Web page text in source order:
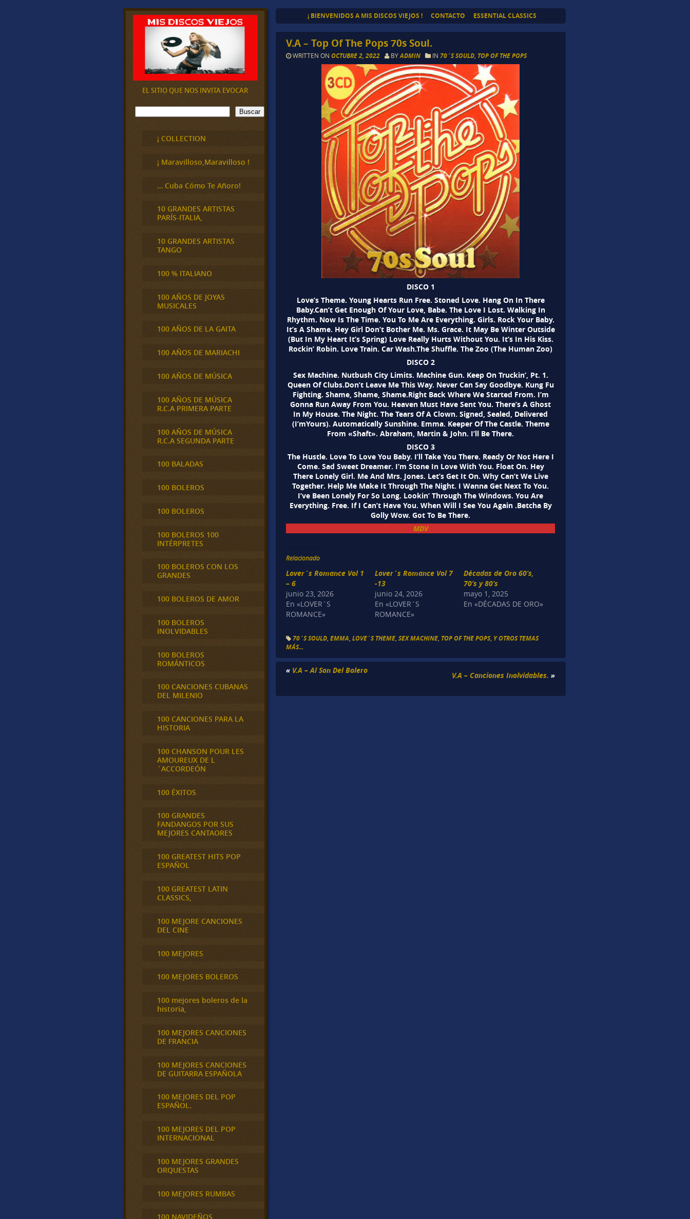
¡ BIENVENIDOS A MIS DISCOS VIEJOS ! CONTACTO ESSENTIAL CLASSICS
V.A – Top Of The Pops 70s Soul.
WRITTEN ONOCTUBRE 2, 2022 BYADMIN IN 70´S SOULD TOP OF THE POPS
DISCO 1
Love’s Theme. Young Hearts Run Free. Stoned Love. Hang On In There
Baby.Can’t Get Enough Of Your Love, Babe. The Love I Lost. Walking In
Rhythm. Now Is The Time. You To Me Are Everything. Girls. Rock Your Baby.
It’s A Shame. Hey Girl Don’t Bother Me. Ms. Grace. It May Be Winter Outside
(But In My Heart It’s Spring) Love Really Hurts Without You. It’s In His Kiss.
Rockin’ Robin. Love Train. Car Wash.The Shuffle. The Zoo (The Human Zoo)
DISCO 2
Sex Machine. Nutbush City Limits. Machine Gun. Keep On Truckin’, Pt. 1.
Queen Of Clubs.Don’t Leave Me This Way. Never Can Say Goodbye. Kung Fu
Fighting. Shame, Shame, Shame.Right Back Where We Started From. I’m
Gonna Run Away From You. Heaven Must Have Sent You. There’s A Ghost
In My House. The Night. The Tears Of A Clown. Signed, Sealed, Delivered
(I’mYours). Automatically Sunshine. Emma. Keeper Of The Castle. Theme
From «Shaft». Abraham, Martin & John. I’ll Be There.
DISCO 3
The Hustle. Love To Love You Baby. I’ll Take You There. Ready Or Not Here I
Come. Sad Sweet Dreamer. I’m Stone In Love With You. Float On. Hey
There Lonely Girl. Me And Mrs. Jones. Let’s Get It On. Why Can’t We Live
Together. Help Me Make It Through The Night. I Wanna Get Next To You.
I’ve Been Lonely For So Long. Lookin’ Through The Windows. You Are
Everything. Free. If I Can’t Have You. When Will I See You Again .Betcha By
Golly Wow. Got To Be There.
MDV
Relacionado
Lover´s Romance Vol 1
– 6
junio 23, 2026
En «LOVER´S
ROMANCE»
Lover´s Romance Vol 7
-13
junio 24, 2026
En «LOVER´S
ROMANCE»
Décadas de Oro 60’s,
70’s y 80’s
mayo 1, 2025
En «DÉCADAS DE ORO»
70´S SOULD ,EMMA ,LOVE´S THEME ,SEX MACHINE TOP OF THE POPS, Y OTROS TEMAS
MÁS...
« V.A – Al Son Del Bolero
V.A – Canciones Inolvidables. »
EL SITIO QUE NOS INVITA EVOCAR
B
u
Buscar
¡ COLLECTION
¡ Maravilloso,Maravilloso !
… Cuba Cómo Te Añoro!
10 GRANDES ARTISTAS
PARÍS-ITALIA,
10 GRANDES ARTISTAS
TANGO
100 % ITALIANO
100 AÑOS DE JOYAS
MUSICALES
100 AÑOS DE LA GAITA
100 AÑOS DE MARIACHI
100 AÑOS DE MÚSICA
100 AÑOS DE MÚSICA
R.C.A PRIMERA PARTE
100 AÑOS DE MÚSICA
R.C.A SEGUNDA PARTE
100 BALADAS
100 BOLEROS
100 BOLEROS
100 BOLEROS 100
INTÉRPRETES
100 BOLEROS CON LOS
GRANDES
100 BOLEROS DE AMOR
100 BOLEROS
INOLVIDABLES
100 BOLEROS
ROMÁNTICOS
100 CANCIONES CUBANAS
DEL MILENIO
100 CANCIONES PARA LA
HISTORIA
100 CHANSON POUR LES
AMOUREUX DE L
´ACCORDEÓN
100 ÉXITOS
100 GRANDES
FANDANGOS POR SUS
MEJORES CANTAORES
100 GREATEST HITS POP
ESPAÑOL
100 GREATEST LATIN
CLASSICS,
100 MEJORE CANCIONES
DEL CINE
100 MEJORES
100 MEJORES BOLEROS
100 mejores boleros de la
historia,
100 MEJORES CANCIONES
DE FRANCIA
100 MEJORES CANCIONES
DE GUITARRA ESPAÑOLA
100 MEJORES DEL POP
ESPAÑOL.
100 MEJORES DEL POP
INTERNACIONAL
100 MEJORES GRANDES
ORQUESTAS
100 MEJORES RUMBAS
100 NAVIDEÑOS